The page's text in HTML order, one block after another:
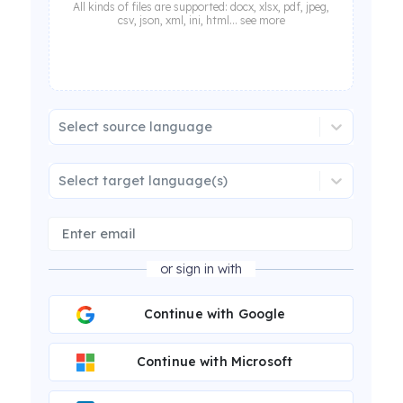
All kinds of files are supported: docx, xlsx, pdf, jpeg,
csv, json, xml, ini, html... see more
Select source language
Select target language(s)
or sign in with
Continue with Google
Continue with Microsoft